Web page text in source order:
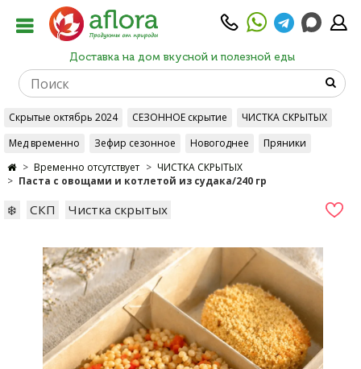
Доставка на дом вкусной и полезной еды
Скрытые октябрь 2024 СЕЗОННОЕ скрытие
ЧИСТКА СКРЫТЫХ
Мед временно
Зефир сезонное Новогоднее
Пряники
Временно отсутствует
ЧИСТКА СКРЫТЫХ
Паста с овощами и котлетой из судака/240 гр
❄️ СКП Чистка скрытых